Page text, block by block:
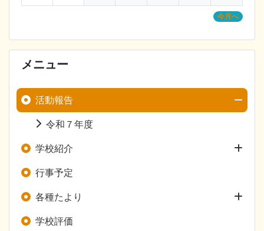
今月へ
メニュー
活動報告
令和７年度
学校紹介
行事予定
各種たより
学校評価